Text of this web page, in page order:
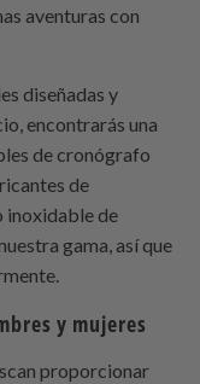
aventuras con
diseñadas y
encontrarás una
de cronógrafo
de
inoxidable de
gama, así que
y mujeres
proporcionar